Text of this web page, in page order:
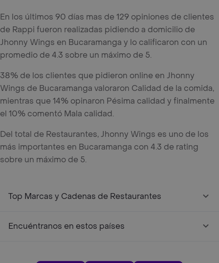
En los últimos 90 días mas de 129 opiniones de clientes
de Rappi fueron realizadas pidiendo a domicilio de
Jhonny Wings en Bucaramanga y lo calificaron con un
promedio de 4.3 sobre un máximo de 5.
38% de los clientes que pidieron online en Jhonny
Wings de Bucaramanga valoraron Calidad de la comida,
mientras que 14% opinaron Pésima calidad y finalmente
el 10% comentó Mala calidad.
Del total de Restaurantes, Jhonny Wings es uno de los
más importantes en Bucaramanga con 4.3 de rating
sobre un máximo de 5.
Top Marcas y Cadenas de Restaurantes
Encuéntranos en estos países